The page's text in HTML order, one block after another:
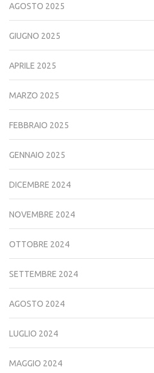
AGOSTO 2025
GIUGNO 2025
APRILE 2025
MARZO 2025
FEBBRAIO 2025
GENNAIO 2025
DICEMBRE 2024
NOVEMBRE 2024
OTTOBRE 2024
SETTEMBRE 2024
AGOSTO 2024
LUGLIO 2024
MAGGIO 2024